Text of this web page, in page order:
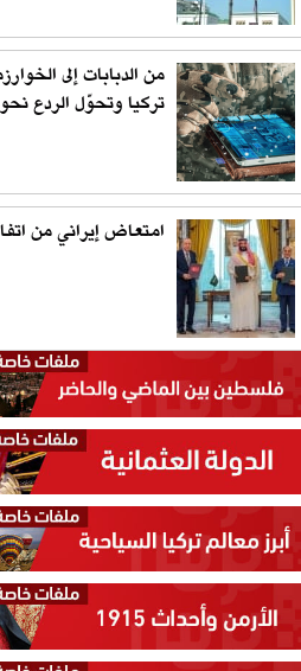
من الدبابات إلى
تركيا وتحوّل الردع
امتعاض إيراني من